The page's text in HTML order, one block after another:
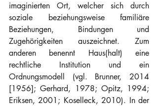
imaginierten Ort, welcher sich durch
soziale beziehungsweise familiäre
Beziehungen, Bindungen und
Zugehörigkeiten auszeichnet. Zum
anderen benennt Haus(halt) eine
rechtliche Institution und ein
Ordnungsmodell (vgl. Brunner, 2014
[1956]; Gerhard, 1978; Opitz, 1994;
Eriksen, 2001; Koselleck, 2010). In der